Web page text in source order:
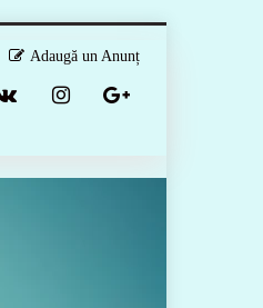
Adaugă un Anunț